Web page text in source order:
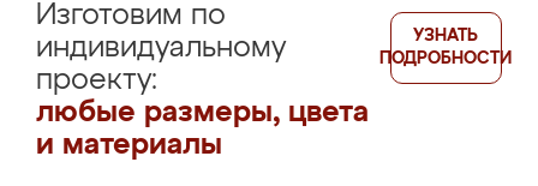
Изготовим по
индивидуальному
проекту:
любые размеры, цвета
и материалы
УЗНАТЬ
ПОДРОБНОСТИ